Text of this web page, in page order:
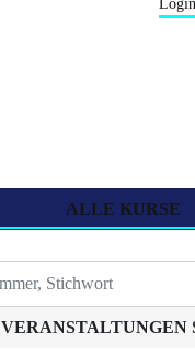
ALLE KURSE
VERANSTALTUNGEN